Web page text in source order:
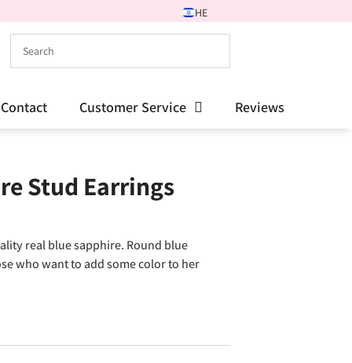
HE
Contact Customer Service Reviews
Stud Earrings
real blue sapphire. Round blue
who want to add some color to her